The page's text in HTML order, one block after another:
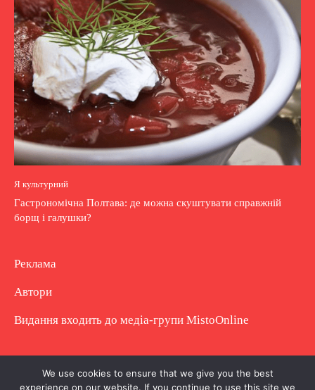
Я культурний
Гастрономічна Полтава: де можна скуштувати справжній
борщ і галушки?
Реклама
Автори
Видання входить до медіа-групи MistoOnline
Copyright © Повне використання матеріалу
We use cookies to ensure that we give you the best
experience on our website. If you continue to use this site we